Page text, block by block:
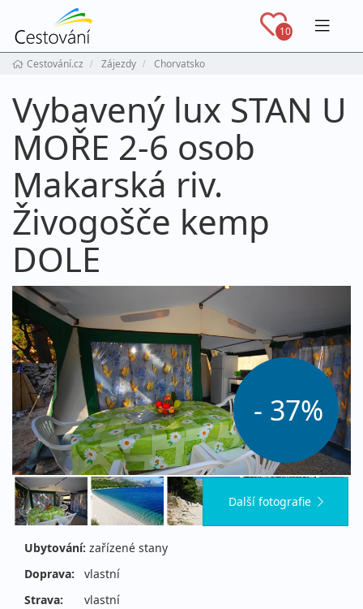
10
Cestování.cz Zájezdy Chorvatsko
Vybavený lux STAN U
MOŘE 2-6 osob
Makarská riv.
Živogošče kemp
DOLE
- 37%
Další fotografie
Ubytování: zařízené stany
Doprava:
vlastní
Strava:
vlastní